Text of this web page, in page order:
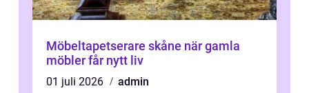
Möbeltapetserare skåne när gamla
möbler får nytt liv
01 juli 2026
admin